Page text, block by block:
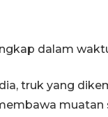
dalam
truk yang